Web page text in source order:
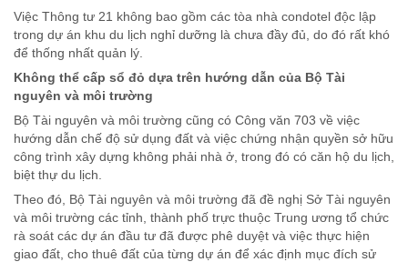
Việc Thông tư 21 không bao gồm các tòa nhà condotel độc lập
trong dự án khu du lịch nghỉ dưỡng là chưa đầy đủ, do đó rất khó
để thống nhất quản lý.
Không thể cấp sổ đỏ dựa trên hướng dẫn của Bộ Tài
nguyên và môi trường
Bộ Tài nguyên và môi trường cũng có Công văn 703 về việc
hướng dẫn chế độ sử dụng đất và việc chứng nhận quyền sở hữu
công trình xây dựng không phải nhà ở, trong đó có căn hộ du lịch,
biệt thự du lịch.
Theo đó, Bộ Tài nguyên và môi trường đã đề nghị Sở Tài nguyên
và môi trường các tỉnh, thành phố trực thuộc Trung ương tổ chức
rà soát các dự án đầu tư đã được phê duyệt và việc thực hiện
giao đất, cho thuê đất của từng dự án để xác định mục đích sử